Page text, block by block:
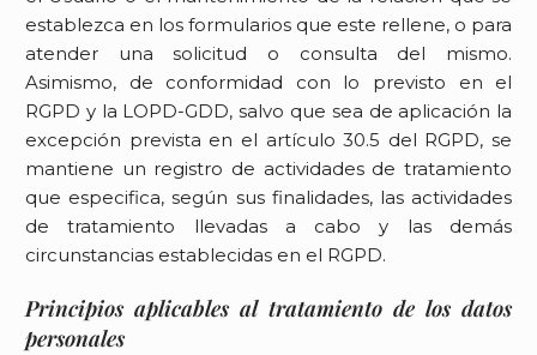
establezca en los formularios que este rellene, o para
atender una solicitud o consulta del mismo.
Asimismo, de conformidad con lo previsto en el
RGPD y la LOPD-GDD, salvo que sea de aplicación la
excepción prevista en el artículo 30.5 del RGPD, se
mantiene un registro de actividades de tratamiento
que especifica, según sus finalidades, las actividades
de tratamiento llevadas a cabo y las demás
circunstancias establecidas en el RGPD.
Principios aplicables al tratamiento de los datos
personales